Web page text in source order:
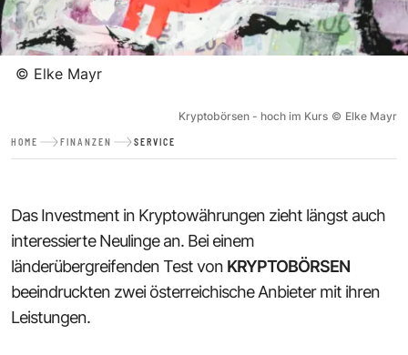
© Elke Mayr
Kryptobörsen - hoch im Kurs © Elke Mayr
HOME FINANZEN SERVICE
Das Investment in Kryptowährungen zieht längst auch
interessierte Neulinge an. Bei einem
länderübergreifenden Test von KRYPTOBÖRSEN
beeindruckten zwei österreichische Anbieter mit ihren
Leistungen.